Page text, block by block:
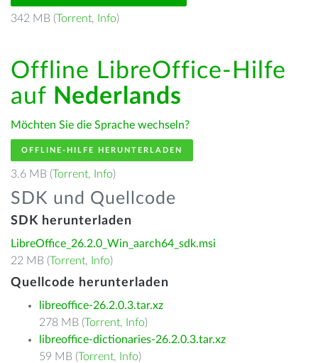
342 MB (Torrent, Info)
Offline LibreOffice-Hilfe
auf Nederlands
Möchten Sie die Sprache wechseln?
OFFLINE-HILFE HERUNTERLADEN
3.6 MB (Torrent, Info)
SDK und Quellcode
SDK herunterladen
LibreOffice_26.2.0_Win_aarch64_sdk.msi
22 MB (Torrent, Info)
Quellcode herunterladen
libreoffice-26.2.0.3.tar.xz
278 MB (Torrent, Info)
libreoffice-dictionaries-26.2.0.3.tar.xz
59 MB (Torrent, Info)